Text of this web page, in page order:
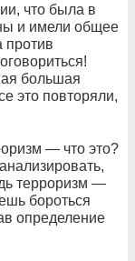
что была в
и имели общее
большая
это повторяли,
— что это?
терроризм —
бороться
определение